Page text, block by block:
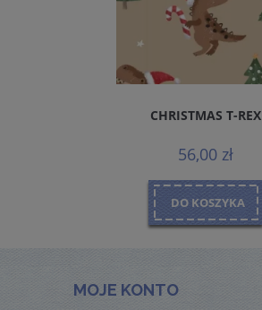
CHRISTMAS T-REX
56,00 zł
DO KOSZYKA
MOJE KONTO